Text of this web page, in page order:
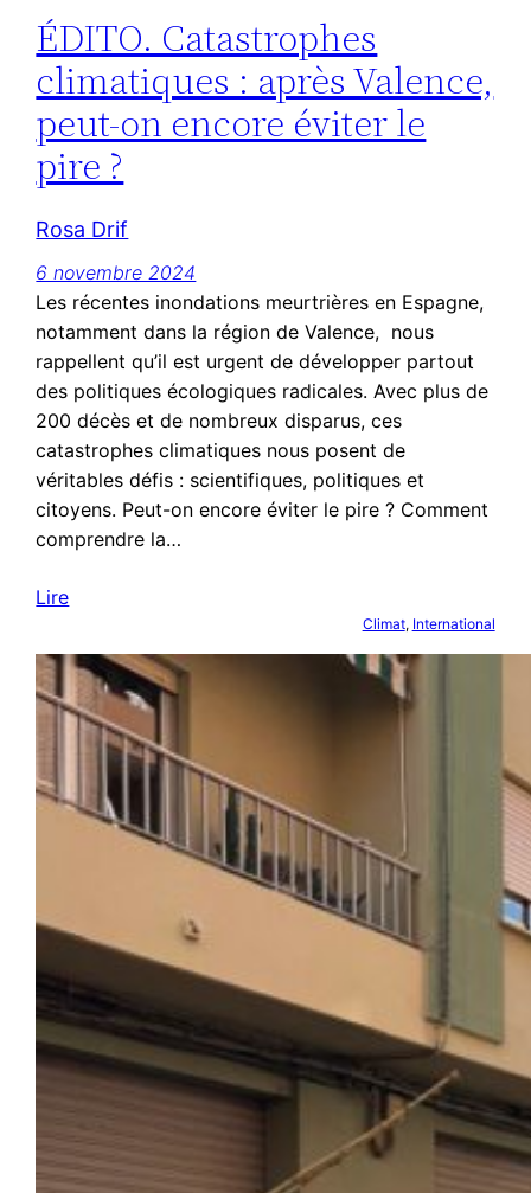
ÉDITO. Catastrophes
climatiques : après Valence,
peut-on encore éviter le
pire ?
Rosa Drif
6 novembre 2024
Les récentes inondations meurtrières en Espagne,
notamment dans la région de Valence, nous
rappellent qu’il est urgent de développer partout
des politiques écologiques radicales. Avec plus de
200 décès et de nombreux disparus, ces
catastrophes climatiques nous posent de
véritables défis : scientifiques, politiques et
citoyens. Peut-on encore éviter le pire ? Comment
comprendre la…
Lire
Climat, International